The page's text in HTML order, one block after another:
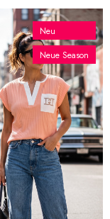
Neu
Neue Season